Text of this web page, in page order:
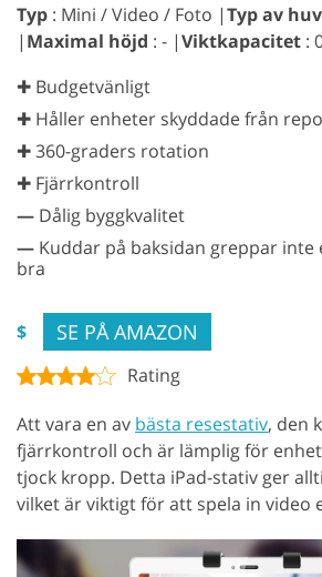
Typ : Mini / Video / Foto |Typ av
| Maximal höjd : - |Viktkapacitet :
✚ Budgetvänligt
✚ Håller enheter skyddade från
✚ 360-graders rotation
✚ Fjärrkontroll
— Dålig byggkvalitet
— Kuddar på baksidan greppar inte
bra
$ SE PÅ AMAZON
Rating
Att vara en av bästa resestativ, den
fjärrkontroll och är lämplig för
tjock kropp. Detta iPad-stativ ger
vilket är viktigt för att spela in video